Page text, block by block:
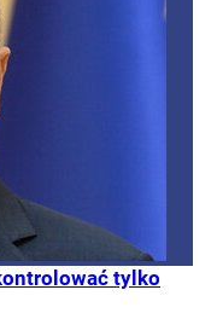
tylko